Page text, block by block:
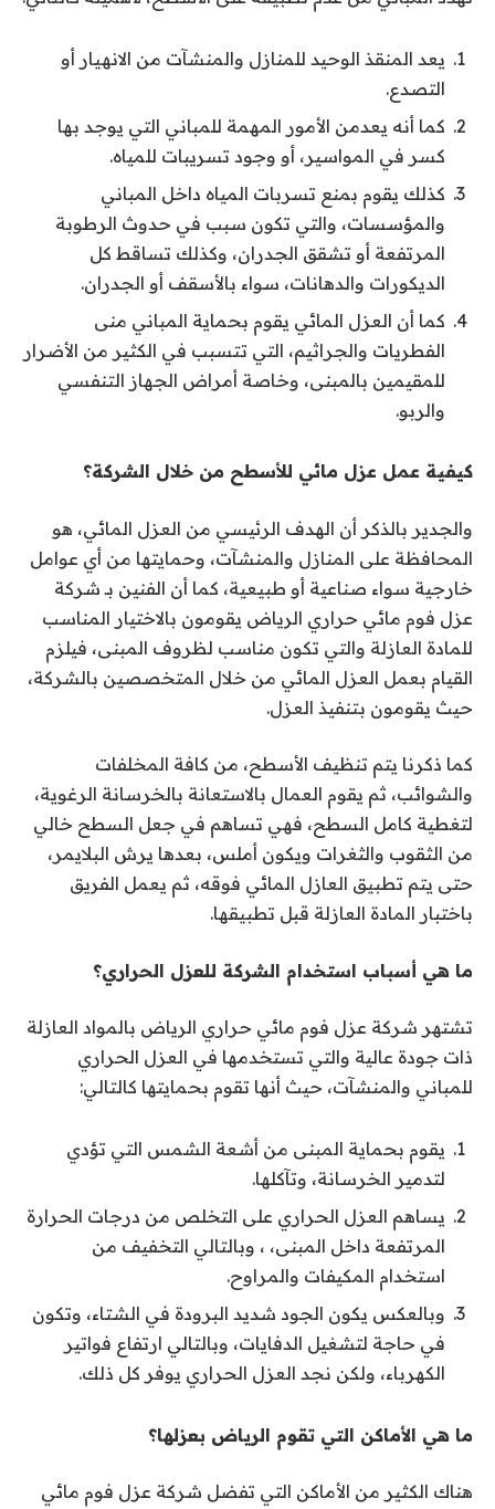
يعد المنقذ الوحيد للمنازل والمنشآت من الانهيار أو
التصدع.
كما أنه يعدمن الأمور المهمة للمباني التي يوجد بها
كسر في المواسير، أو وجود تسريبات للمياه.
كذلك يقوم بمنع تسربات المياه داخل المباني
والمؤسسات، والتي تكون سبب في حدوث الرطوبة
المرتفعة أو تشقق الجدران، وكذلك تساقط كل
الديكورات والدهانات، سواء بالأسقف أو الجدران.
كما أن العزل المائي يقوم بحماية المباني منى
الفطريات والجراثيم، التي تتسبب في الكثير من الأضرار
للمقيمين بالمبنى، وخاصة أمراض الجهاز التنفسي
والربو.
كيفية عمل عزل مائي للأسطح من خلال الشركة؟
والجدير بالذكر أن الهدف الرئيسي من العزل المائي، هو
المحافظة على المنازل والمنشآت، وحمايتها من أي عوامل
خارجية سواء صناعية أو طبيعية، كما أن الفنين بـ شركة
عزل فوم مائي حراري الرياض يقومون بالاختيار المناسب
للمادة العازلة والتي تكون مناسب لظروف المبنى، فيلزم
القيام بعمل العزل المائي من خلال المتخصصين بالشركة،
حيث يقومون بتنفيذ العزل.
كما ذكرنا يتم تنظيف الأسطح، من كافة المخلفات
والشوائب، ثم يقوم العمال بالاستعانة بالخرسانة الرغوية،
لتغطية كامل السطح، فهي تساهم في جعل السطح خالي
من الثقوب والثغرات ويكون أملس، بعدها يرش البلايمر،
حتى يتم تطبيق العازل المائي فوقه، ثم يعمل الفريق
باختبار المادة العازلة قبل تطبيقها.
ما هي أسباب استخدام الشركة للعزل الحراري؟
تشتهر شركة عزل فوم مائي حراري الرياض بالمواد العازلة
ذات جودة عالية والتي تستخدمها في العزل الحراري
للمباني والمنشآت، حيث أنها تقوم بحمايتها كالتالي:
يقوم بحماية المبنى من أشعة الشمس التي تؤدي
لتدمير الخرسانة، وتآكلها.
يساهم العزل الحراري على التخلص من درجات الحرارة
المرتفعة داخل المبنى، ، وبالتالي التخفيف من
استخدام المكيفات والمراوح.
وبالعكس يكون الجود شديد البرودة في الشتاء، وتكون
في حاجة لتشغيل الدفايات، وبالتالي ارتفاع فواتير
الكهرباء، ولكن نجد العزل الحراري يوفر كل ذلك.
ما هي الأماكن التي تقوم الرياض بعزلها؟
هناك الكثير من الأماكن التي تفضل شركة عزل فوم مائي